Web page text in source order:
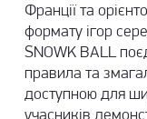
Франції та
формату ігор
SNOWK BALL
правила та
доступною для